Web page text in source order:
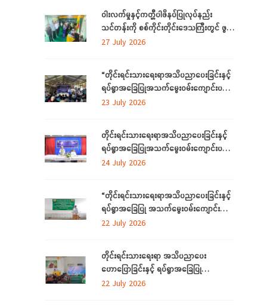
ဝါးလက်မှုနှင့်ကတ္တီပါဖိနပ်ပြုလုပ်နည်း
သင်တန်းကို စစ်ကိုင်းတိုင်းဒေသကြီးတွင် ဖွင့်
လှစ်
27 July 2026
“တိုင်းရင်းသားရေးရာအသိပညာပေးခြင်းနှင့်
ရပ်ရွာအခြေပြုအသက်မွေးဝမ်းကျောင်းပညာ
လိုအပ်ချက်တို့ကို ဆန်းစစ်စီမံခြင်း
23 July 2026
တိုင်းရင်းသားရေးရာအသိပညာပေးခြင်းနှင့်
ရပ်ရွာအခြေပြုအသက်မွေးဝမ်းကျောင်းပညာ
လိုအပ်ချက်တို့ကို ဆန်းစစ်စီမံခြင်းအစီအစဉ်
24 July 2026
“တိုင်းရင်းသားရေးရာအသိပညာပေးခြင်းနှင့်
ရပ်ရွာအခြေပြု အသက်မွေးဝမ်းကျောင်း
ပညာလိုအပ်ချက် ဆန်းစစ်စီမံခြင်း
22 July 2026
တိုင်းရင်းသားရေးရာ အသိပညာပေး
ဟောပြောခြင်းနှင့် ရပ်ရွာအခြေပြု
အသက်မွေးဝမ်းကျောင်း ပညာလိုအပ်ချက်တို့
22 July 2026